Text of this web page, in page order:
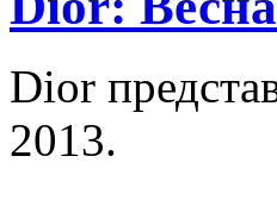
Dior
2013.